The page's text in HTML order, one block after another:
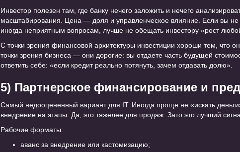
Инвестор полезен там, где банку нечего заложить и нечего
масштабирования. Цена — доля и управленческое влияние. Если вы
иногда неприятным вопросам, лучше не обещать инвестору «рост
С точки зрения финансовой архитектуры инвестиции хороши тем, что
точки зрения бизнеса — они дорогие: вы отдаете часть будущей
ответить себе: «если кредит реально потянуть, зачем отдавать долю».
5) Партнерское финансирование и
Самый недооцененный вариант для IT. Иногда проще не «искать
внедрение на этапы. Да, это тяжелее для продаж. Зато это лучший
Рабочие форматы:
аванс за внедрение или кастомизацию;